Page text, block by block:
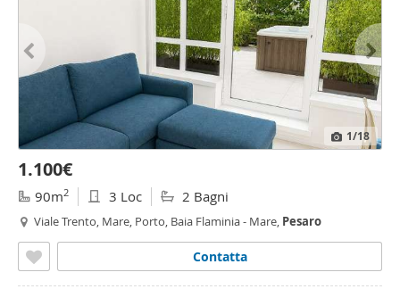
1/18
1.100€
90m2 3 Loc 2 Bagni
Viale Trento, Mare, Porto, Baia Flaminia - Mare, Pesaro
Contatta